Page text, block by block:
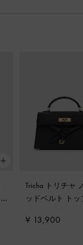
Tricha トリチャ
ッドベルト トッ
ク
¥ 13,900